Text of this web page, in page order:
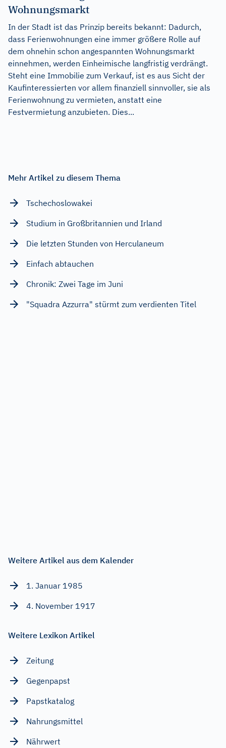
Wohnungsmarkt
In der Stadt ist das Prinzip bereits bekannt: Dadurch,
dass Ferienwohnungen eine immer größere Rolle auf
dem ohnehin schon angespannten Wohnungsmarkt
einnehmen, werden Einheimische langfristig verdrängt.
Steht eine Immobilie zum Verkauf, ist es aus Sicht der
Kaufinteressierten vor allem finanziell sinnvoller, sie als
Ferienwohnung zu vermieten, anstatt eine
Festvermietung anzubieten. Dies...
Mehr Artikel zu diesem Thema
Tschechoslowakei
Studium in Großbritannien und Irland
Die letzten Stunden von Herculaneum
Einfach abtauchen
Chronik: Zwei Tage im Juni
"Squadra Azzurra" stürmt zum verdienten Titel
Weitere Artikel aus dem Kalender
1. Januar 1985
4. November 1917
Weitere Lexikon Artikel
Zeitung
Gegenpapst
Papstkatalog
Nahrungsmittel
Nährwert